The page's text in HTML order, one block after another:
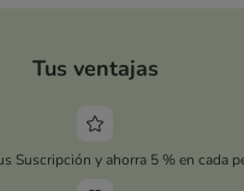
Tus ventajas
Suscripción y ahorra 5 % en cada